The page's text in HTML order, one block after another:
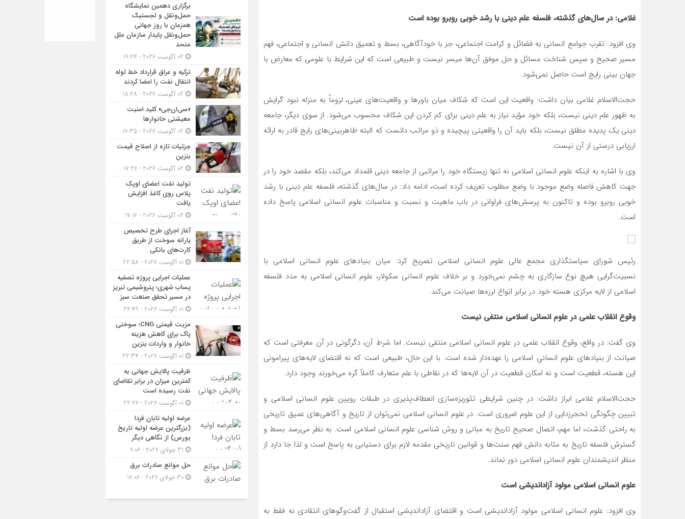
غلامی: در سال‌های گذشته، فلسفه علم دینی با رشد خوبی روبرو بوده است
وی افزود: تقرب جوامع انسانی به فضائل و کرامت اجتماعی، جز با خودآگاهی، بسط و تعمیق دانش انسانی و اجتماعی، فهم
مسیر صحیح و سپس شناخت مسائل و حل موفق آن‌ها میسر نیست و طبیعی است که این شرایط با علومی که معارض با
جهان بینی رایج است حاصل نمی‌شود.
حجت‌الاسلام غلامی بیان داشت: واقعیت این است که شکاف میان باورها و واقعیت‌های عینی، لزوماً به منزله نبود گرایش
به ظهور علم دینی نیست، بلکه خود مؤید نیاز به علم دینی برای کم کردن این شکاف محسوب می‌شود. از سوی دیگر، جامعه
دینی یک پدیده مطلق نیست، بلکه باید آن را واقعیتی پیچیده و ذو مراتب دانست که البته ظاهربینی‌های رایج قادر به ارائه
ارزیابی درستی از آن نیست.
وی با اشاره به اینکه علوم انسانی اسلامی نه تنها زیستگاه خود را مراتبی از جامعه دینی قلمداد می‌کند، بلکه مقصد خود را در
جهت کاهش فاصله وضع موجود با وضع مطلوب تعریف کرده است، ادامه داد: در سال‌های گذشته، فلسفه علم دینی با رشد
خوبی روبرو بوده و تاکنون به پرسش‌های فراوانی در باب ماهیت و نسبت و مناسبات علوم انسانی اسلامی پاسخ داده
است.
رئیس شورای سیاستگذاری مجمع عالی علوم انسانی اسلامی تصریح کرد: میان بنیادهای علوم انسانی اسلامی با
نسبیت‌گرایی هیچ نوع سازگاری به چشم نمی‌خورد و بر خلاف علوم انسانی سکولار، علوم انسانی اسلامی به مدد فلسفه
اسلامی از لایه مرکزی هسته خود در برابر انواع لرزه‌ها صیانت می‌کند.
وقوع انقلاب علمی در علوم انسانی اسلامی منتفی نیست
وی گفت: در واقع، وقوع انقلاب علمی در علوم انسانی اسلامی منتفی نیست. اما شرط آن، دگرگونی در آن معرفتی است که
صیانت از بنیادهای علوم انسانیِ اسلامی را عهده‌دار شده است. با این حال، طبیعی است که نه اقتضای لایه‌های پیرامونی
این هسته، قطعیت است و نه امکان قطعیت در آن لایه‌ها که در نقاطی با علم متعارف کاملاً گره می‌خورند وجود دارد.
حجت‌الاسلام غلامی ابراز داشت: در چنین شرایطی تئوریزه‌سازی انعطاف‌پذیری در طبقات رویین علوم انسانی اسلامی و
تبیین چگونگی تحجرزدایی از این علوم ضروری است. در علوم انسانی اسلامی نمی‌توان از تاریخ و آگاهی‌های عمیق تاریخی
به راحتی گذشت، اما مهم، اتصال صحیح تاریخ به مبانی و روش شناسی علوم انسانی اسلامی است. به نظر می‌رسد بسط و
گسترش فلسفه تاریخ به مثابه دانش فهم سنت‌ها و قوانین تاریخی مقدمه لازم برای دستیابی به پاسخ است و لذا جا دارد از
منظر اندیشمندان علوم انسانی اسلامی دور نماند.
علوم انسانی اسلامی مولود آزاداندیشی است
وی افزود: علوم انسانی اسلامی مولود آزاداندیشی است و اقتضای آزاداندیشی استقبال از گفت‌وگوهای انتقادی نه فقط به
برگزاری دهمین نمایشگاه
حمل‌ونقل و لجستیک
همزمان با روز جهانی
حمل‌ونقل پایدار سازمان ملل
متحد
ترکیه و عراق قرارداد خط لوله
انتقال نفت را امضا کردند
«سی‌ان‌جی» کلید امنیت
معیشتی خانوارها
جزئیات تازه از اصلاح قیمت
بنزین
تولید نفت اعضای اوپک
پلاس روی کاغذ افزایش
یافت
آغاز اجرای طرح تخصیص
یارانه سوخت از طریق
کارت‌های بانکی
عملیات اجرایی پروژه تصفیه
پساب شهری؛ پتروشیمی تبریز
در مسیر تحقق صنعت سبز
مزیت قیمتی CNG؛ سوختی
پاک برای کاهش هزینه
خانوار و واردات بنزین
ظرفیت پالایش جهانی به
کمترین میزان در برابر تقاضای
نفت رسیده است
عرضه اولیه تابان فردا
(بزرگترین عرضه اولیه تاریخ
بورس) از نگاهی دیگر
حل موانع صادرات برق